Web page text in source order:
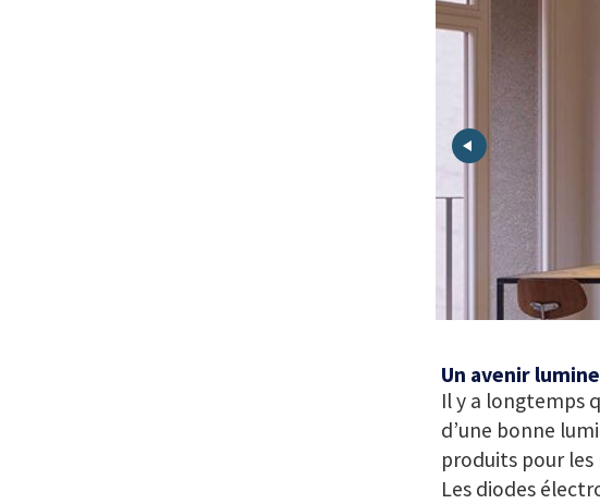
Un avenir
Il y a longtemps
d’une bonne
produits pour
Les diodes